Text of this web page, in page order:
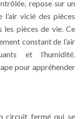
repose sur un
vicié des pièces
les pièces de vie. Ce
constant de l’air
et l’humidité.
pour appréhender
circuit fermé qui se